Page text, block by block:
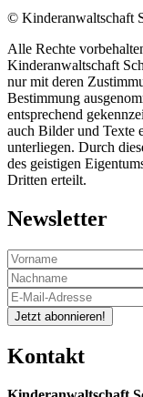
© Kinderanwaltschaft
Alle Rechte
Kinderanwaltschaft
nur mit deren
Bestimmung
entsprechend
auch Bilder und Texte
unterliegen. Durch
des geistigen
Dritten erteilt.
Newsletter
Jetzt abonnieren!
Kontakt